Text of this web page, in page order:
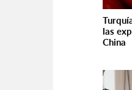
las
China